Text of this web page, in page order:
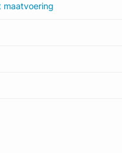
maatvoering